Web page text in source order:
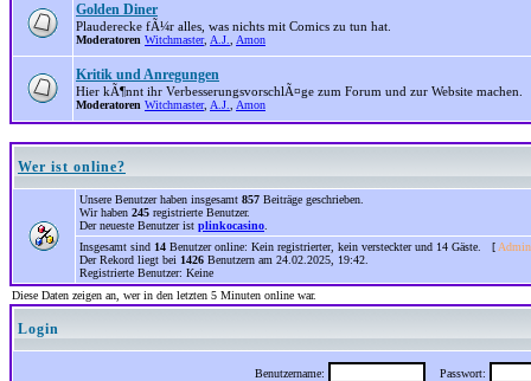
Golden Diner
Plauderecke fÃ¼r alles, was nichts mit Comics zu tun hat.
Moderatoren Witchmaster, A.J. Amon
Kritik und Anregungen
Hier kÃ¶nnt ihr VerbesserungsvorschlÃ¤ge zum Forum und zur Website machen.
Moderatoren Witchmaster, A.J. Amon
Wer ist online?
Unsere Benutzer haben insgesamt 857 Beiträge geschrieben.
Wir haben 245 registrierte Benutzer.
Der neueste Benutzer ist plinkocasino
Insgesamt sind 14 Benutzer online: Kein registrierter, kein versteckter und 14 Gäste. [
Der Rekord liegt bei 1426 Benutzern am 24.02.2025, 19:42.
Registrierte Benutzer: Keine
Diese Daten zeigen an, wer in den letzten 5 Minuten online war.
Login
Benutzername: Passwort: